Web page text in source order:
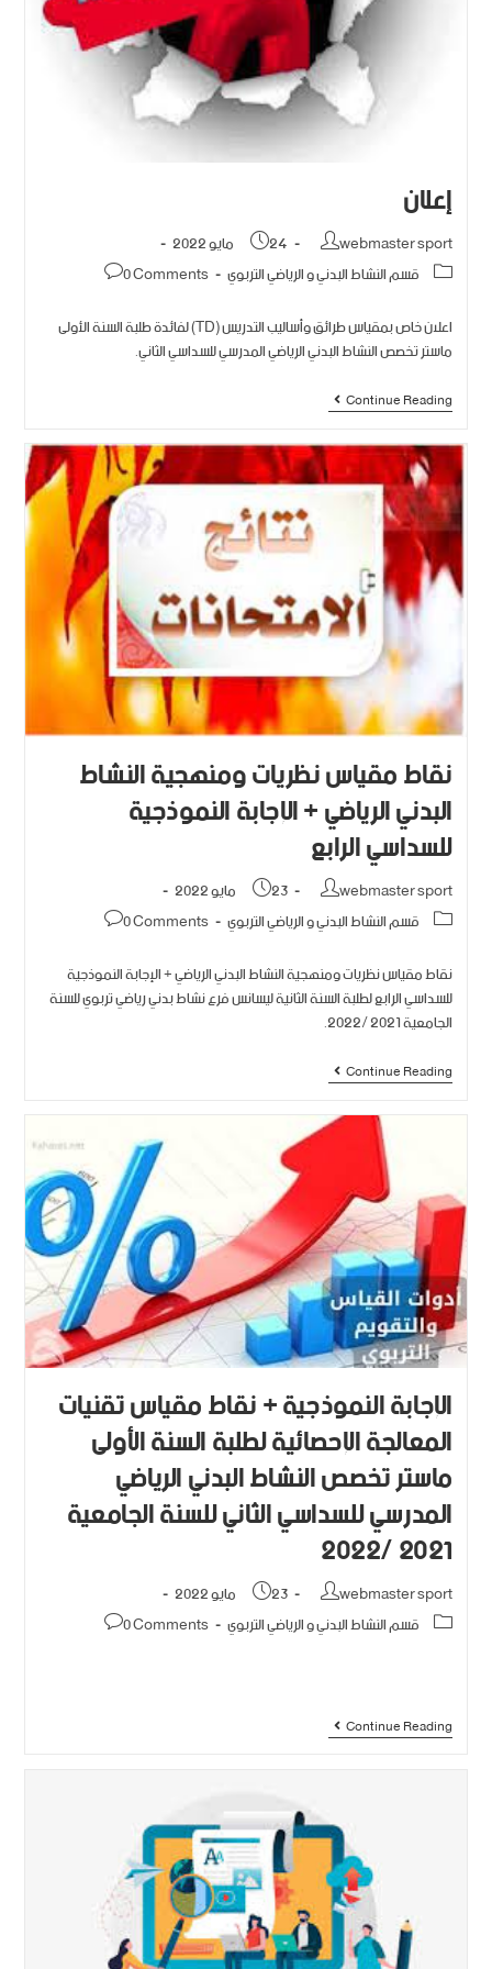
إعلان
webmaster sport
24 مايو 2022
قسم النشاط البدني و الرياضي التربوي 0 Comments
اعلان خاص بمقياس طرائق وأساليب التدريس (TD) لفائدة طلبة السنة الأولى
ماستر تخصص النشاط البدني الرياضي المدرسي للسداسي الثاني.
Continue Reading
نقاط مقياس نظريات ومنهجية النشاط
البدني الرياضي + الإجابة النموذجية
للسداسي الرابع
webmaster sport
23 مايو 2022
قسم النشاط البدني و الرياضي التربوي 0 Comments
نقاط مقياس نظريات ومنهجية النشاط البدني الرياضي + الإجابة النموذجية
للسداسي الرابع لطلبة السنة الثانية ليسانس فرع نشاط بدني رياضي تربوي للسنة
الجامعية 2021 /2022.
Continue Reading
الإجابة النموذجية + نقاط مقياس تقنيات
المعالجة الإحصائية لطلبة السنة الأولى
ماستر تخصص النشاط البدني الرياضي
المدرسي للسداسي الثاني للسنة الجامعية
2021 /2022
webmaster sport
23 مايو 2022
قسم النشاط البدني و الرياضي التربوي 0 Comments
Continue Reading